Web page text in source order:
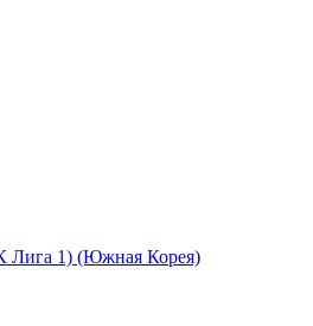
Лига 1) (Южная Корея)